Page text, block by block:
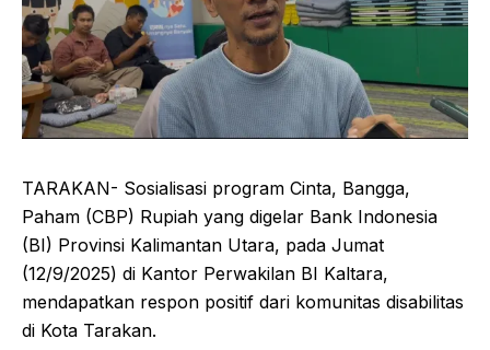
TARAKAN- Sosialisasi program Cinta, Bangga,
Paham (CBP) Rupiah yang digelar Bank Indonesia
(BI) Provinsi Kalimantan Utara, pada Jumat
(12/9/2025) di Kantor Perwakilan BI Kaltara,
mendapatkan respon positif dari komunitas disabilitas
di Kota Tarakan.